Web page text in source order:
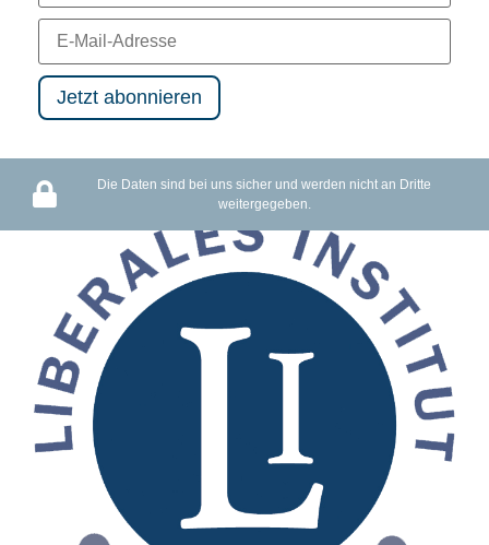
Wer ist der wahre Ausbeuter: Unternehmen oder der Staat?
Die Daten sind bei uns sicher und werden nicht an Dritte
weitergegeben.